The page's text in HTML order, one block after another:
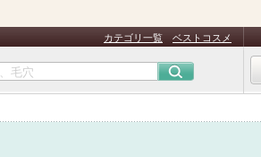
カテゴリ一覧 ベストコスメ